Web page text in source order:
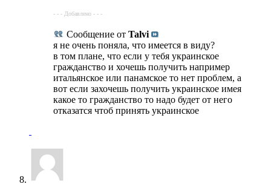
- - - Добавлено - - -
Сообщение от Talvi
я не очень поняла, что имеется в виду?
в том плане, что если у тебя украинское
гражданство и хочешь получить например
итальянское или панамское то нет проблем, а
вот если захочешь получить украинское имея
какое то гражданство то надо будет от него
отказатся чтоб принять украинское